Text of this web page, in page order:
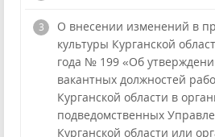
О внесении изменений в
культуры Курганской
года № 199 «Об
вакантных должностей
Курганской области в
подведомственных
Курганской области или